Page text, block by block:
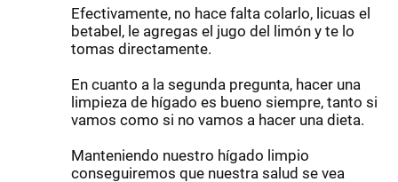
Efectivamente, no hace falta colarlo, licuas el
betabel, le agregas el jugo del limón y te lo
tomas directamente.
En cuanto a la segunda pregunta, hacer una
limpieza de hígado es bueno siempre, tanto si
vamos como si no vamos a hacer una dieta.
Manteniendo nuestro hígado limpio
conseguiremos que nuestra salud se vea